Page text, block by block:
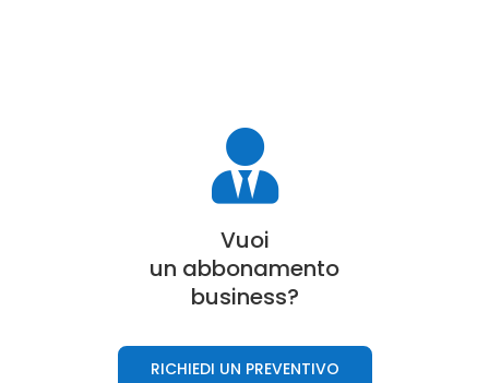

Vuoi
un abbonamento
business?
RICHIEDI UN PREVENTIVO